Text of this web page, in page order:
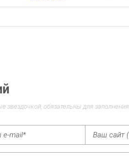
обязательны для заполнения